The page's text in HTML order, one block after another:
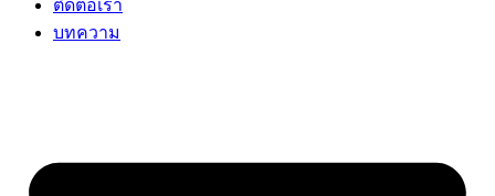
ติดต่อเรา
บทความ